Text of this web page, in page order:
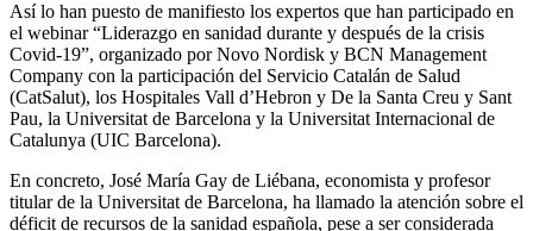
Así lo han puesto de manifiesto los expertos que han participado en
el webinar “Liderazgo en sanidad durante y después de la crisis
Covid-19”, organizado por Novo Nordisk y BCN Management
Company con la participación del Servicio Catalán de Salud
(CatSalut), los Hospitales Vall d’Hebron y De la Santa Creu y Sant
Pau, la Universitat de Barcelona y la Universitat Internacional de
Catalunya (UIC Barcelona).
En concreto, José María Gay de Liébana, economista y profesor
titular de la Universitat de Barcelona, ha llamado la atención sobre el
déficit de recursos de la sanidad española, pese a ser considerada